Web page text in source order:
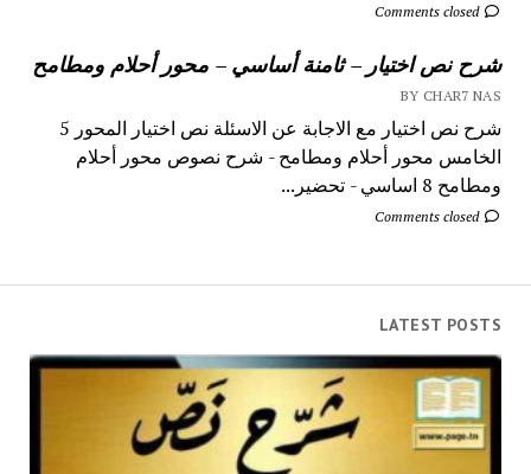
Comments closed
شرح نص اختيار – ثامنة أساسي – محور أحلام ومطامح
BY CHAR7 NAS
شرح نص اختيار مع الاجابة عن الاسئلة نص اختيار المحور 5
الخامس محور أحلام ومطامح - شرح نصوص محور أحلام
ومطامح 8 اساسي - تحضير...
Comments closed
LATEST POSTS